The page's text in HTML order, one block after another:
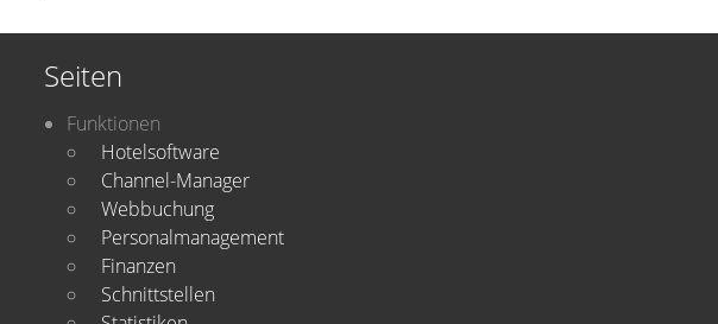
Seiten
Funktionen
Hotelsoftware
Channel-Manager
Webbuchung
Personalmanagement
Finanzen
Schnittstellen